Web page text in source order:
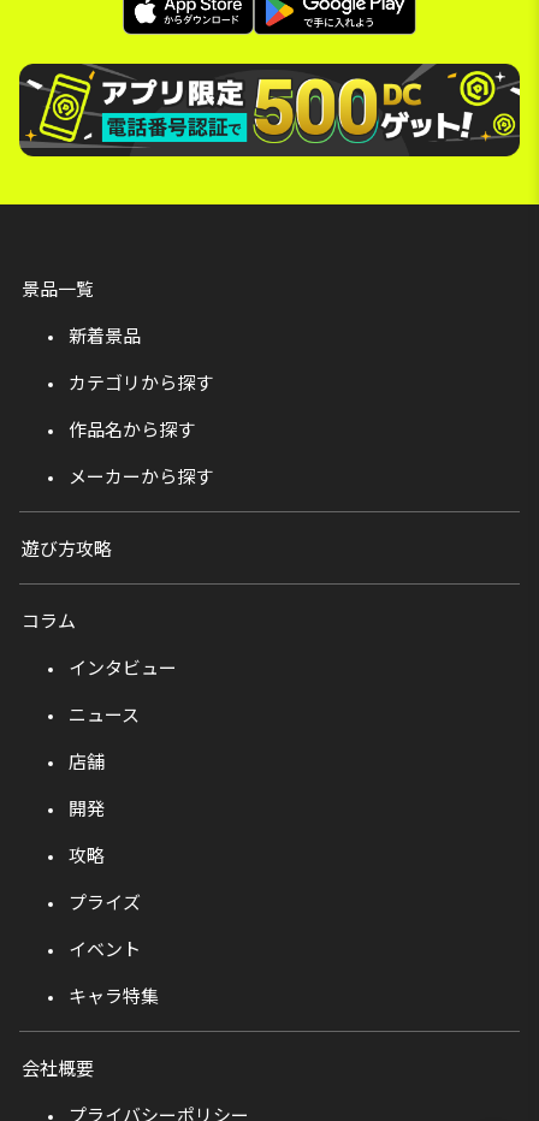
景品一覧
新着景品
カテゴリから探す
作品名から探す
メーカーから探す
遊び方攻略
コラム
インタビュー
ニュース
店舗
開発
攻略
プライズ
イベント
キャラ特集
会社概要
プライバシーポリシー